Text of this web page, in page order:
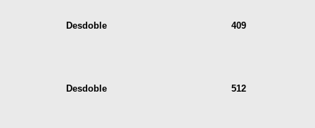
Desdoble 409
Desdoble 512